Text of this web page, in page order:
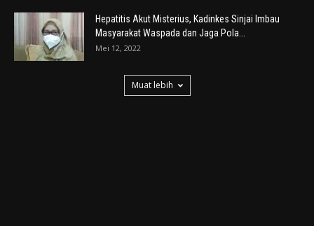
Hepatitis Akut Misterius, Kadinkes Sinjai Imbau
Masyarakat Waspada dan Jaga Pola...
Mei 12, 2022
Muat lebih